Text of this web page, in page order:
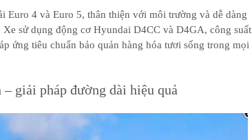
Euro 4 và Euro 5, thân thiện với môi trường và dễ dàng
sử dụng động cơ Hyundai D4CC và D4GA, công suất
ứng tiêu chuẩn bảo quản hàng hóa tươi sống trong mọi
giải pháp đường dài hiệu quả